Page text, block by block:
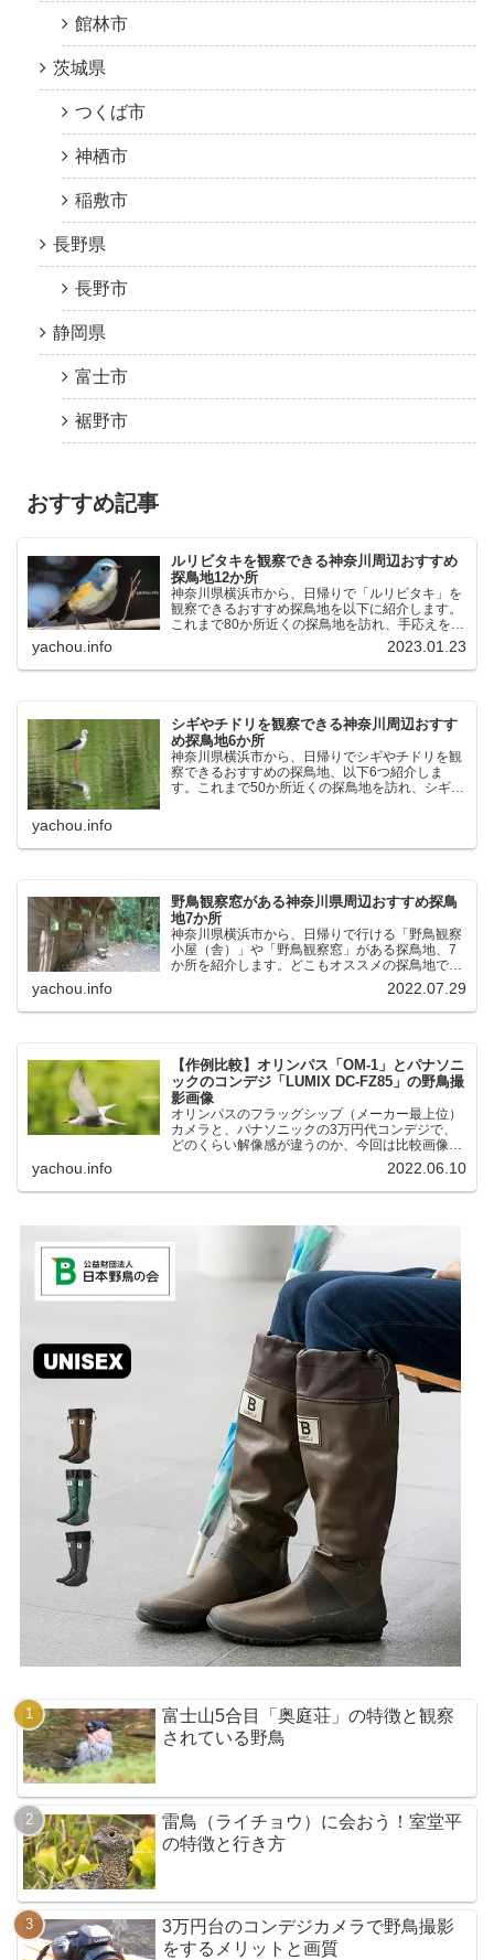
館林市
茨城県
つくば市
神栖市
稲敷市
長野県
長野市
静岡県
富士市
裾野市
おすすめ記事
ルリビタキを観察できる神奈川周辺おすすめ
探鳥地12か所
神奈川県横浜市から、日帰りで「ルリビタキ」を
観察できるおすすめ探鳥地を以下に紹介します。
これまで80か所近くの探鳥地を訪れ、手応えを感
じた場所です。以下、★ が多いほど観察しやす
く、出現頻度が高いと感じた場所です。 北本自然
観察公園：埼玉県...
yachou.info 2023.01.23
シギやチドリを観察できる神奈川周辺おすす
め探鳥地6か所
神奈川県横浜市から、日帰りでシギやチドリを観
察できるおすすめの探鳥地、以下6つ紹介しま
す。これまで50か所近くの探鳥地を訪れ、シギや
yachou.info
野鳥観察窓がある神奈川県周辺おすすめ探鳥
地7か所
神奈川県横浜市から、日帰りで行ける「野鳥観察
小屋（舎）」や「野鳥観察窓」がある探鳥地、7
か所を紹介します。どこもオススメの探鳥地で
す。実際に訪れてみると、野山にいる野鳥、海や
湖にいる野鳥それぞれ違う観察になりました。街
中にあり、電車で行ける...
yachou.info 2022.07.29
【作例比較】オリンパス「OM-1」とパナソニ
ックのコンデジ「LUMIX DC-FZ85」の野鳥撮
影画像
オリンパスのフラッグシップ（メーカー最上位）
カメラと、パナソニックの3万円代コンデジで、
どのくらい解像感が違うのか、今回は比較画像を
紹介します。私はコンデジを愛用しているのです
が、相棒がオリンパス「OM-1」を使い始めたと
ころ、同じ被写体で...
yachou.info 2022.06.10
富士山5合目「奥庭荘」の特徴と観察
されている野鳥
雷鳥（ライチョウ）に会おう！室堂平
の特徴と行き方
3万円台のコンデジカメラで野鳥撮影
をするメリットと画質